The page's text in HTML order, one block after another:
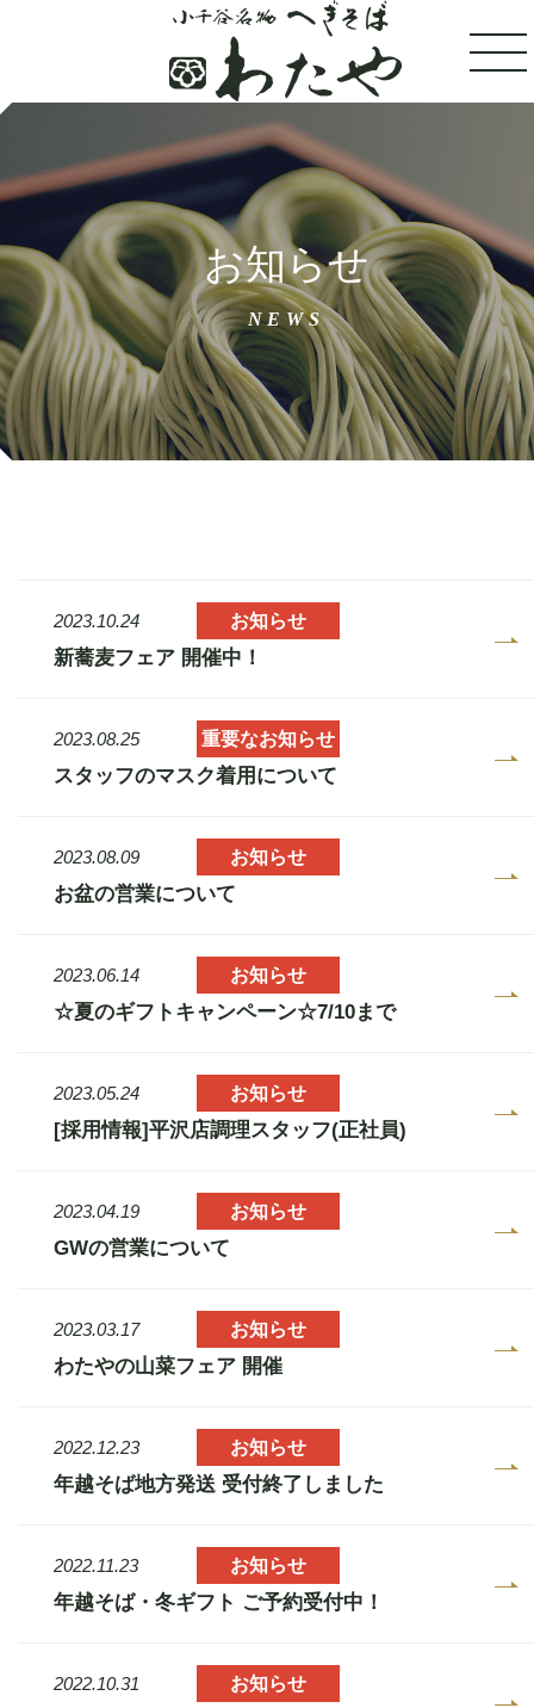
トップ
100年フードへぎそば
わたやについて
店舗案内
オンラインショップ
お問い合わせ
お知らせ
NEWS
2023.10.24 お知らせ
新蕎麦フェア 開催中！
2023.08.25 重要なお知らせ
スタッフのマスク着用について
2023.08.09 お知らせ
お盆の営業について
2023.06.14 お知らせ
☆夏のギフトキャンペーン☆7/10まで
2023.05.24 お知らせ
[採用情報]平沢店調理スタッフ(正社員)
2023.04.19 お知らせ
GWの営業について
2023.03.17 お知らせ
わたやの山菜フェア 開催
2022.12.23 お知らせ
年越そば地方発送 受付終了しました
2022.11.23 お知らせ
年越そば・冬ギフト ご予約受付中！
2022.10.31 お知らせ